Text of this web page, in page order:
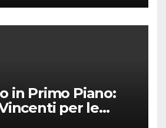
in Primo Piano:
per le